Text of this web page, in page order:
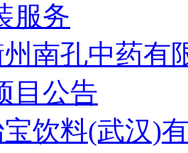
服务
南孔中药有
目公告
饮料(武汉)